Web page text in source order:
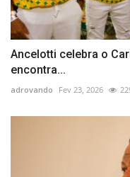
Ancelotti celebra o
encontra...
adrovando Fev 23, 2026